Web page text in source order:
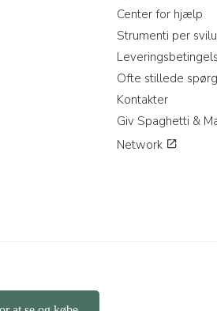
Center for hjælp
Strumenti per
Ofte stillede
Kontakter
Giv Spaghetti &
Network